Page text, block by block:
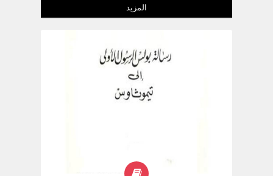
سفر إستير مجهول، وهو مُلِمّ بالعادات
كلمات فارسية كما يقترب من أسلوب أسفار
عزرا ونحميا و أخبار الأيام. وهو ممن لهم صلة
بالقصر الملكي مثل دانيال وعزرا ونحميا. ورغم
ما ورد بالسفر من مشاعر دينية وبكاء وصراخ
بمرارة، إلا أنه لم تأت إشارة بأن هذا البكاء كان
عزرا. أما إكليمنضس الإسكندرية وآخرون
فيعتقدون أن الكاتب هو مردخاي نفسه، أو
تكرس أرميا للعمل النبوي قبل ولادته وُدعي
بواسطة رؤيا وهو صغير السن ، لكن الله لمس
4 - 10 ) + كان رقيق المشاعر ، عاطفيا إلي
أبعد الحدود لكنه قوي لا يعرف الضعف ولا
يتراخى في إعلان الحق مهما كلفه الأمر ،
عاش باكيا تجري دموعه كنهر ينساب لا يجف ،
المزيد